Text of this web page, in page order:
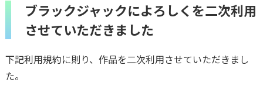
ブラックジャックによろしくを二次利用
させていただきました
下記利用規約に則り、作品を二次利用させていただきまし
た。